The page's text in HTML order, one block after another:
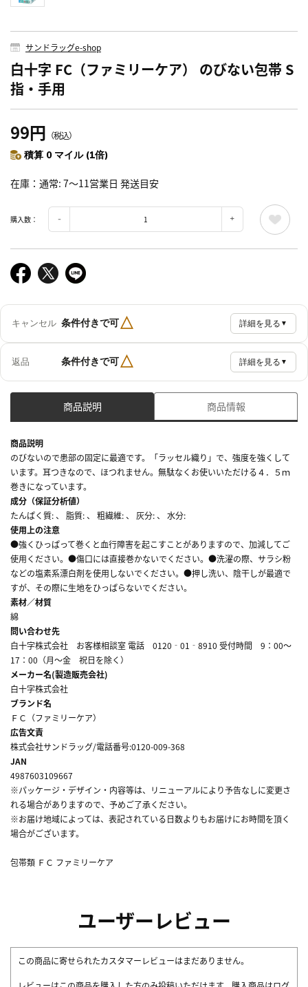
サンドラッグe-shop
白十字 FC（ファミリーケア） のびない包帯 S
指・手用
99円 （税込）
積算 0 マイル (1倍)
在庫 通常: 7～11営業日 発送目安
購入数：
キャンセル 条件付きで可△ 詳細を見る ▼
返品 条件付きで可△ 詳細を見る ▼
商品説明 商品情報
商品説明
のびないので患部の固定に最適です。「ラッセル織り」で、強度を強くして
います。耳つきなので、ほつれません。無駄なくお使いいただける４．５ｍ
巻きになっています。
成分（保証分析値）
たんぱく質: 、 脂質: 、 粗繊維: 、 灰分: 、 水分:
使用上の注意
●強くひっぱって巻くと血行障害を起こすことがありますので、加減してご
使用ください。●傷口には直接巻かないでください。●洗濯の際、サラシ粉
などの塩素系漂白剤を使用しないでください。●押し洗い、陰干しが最適で
すが、その際に生地をひっぱらないでください。
素材／材質
綿
問い合わせ先
白十字株式会社 お客様相談室 電話 0120‐01‐8910 受付時間 9：00～
17：00（月～金 祝日を除く）
メーカー名(製造販売会社)
白十字株式会社
ブランド名
ＦＣ（ファミリーケア）
広告文責
株式会社サンドラッグ/電話番号:0120-009-368
JAN
4987603109667
※パッケージ・デザイン・内容等は、リニューアルにより予告なしに変更さ
れる場合がありますので、予めご了承ください。
※お届け地域によっては、表記されている日数よりもお届けにお時間を頂く
場合がございます。
包帯類 ＦＣ ファミリーケア
ユーザーレビュー
この商品に寄せられたカスタマーレビューはまだありません。